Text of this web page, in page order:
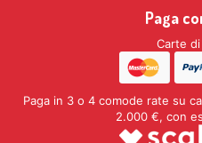
Paga
Carte
Paga in 3 o 4 comode rate su
2.000 €, con